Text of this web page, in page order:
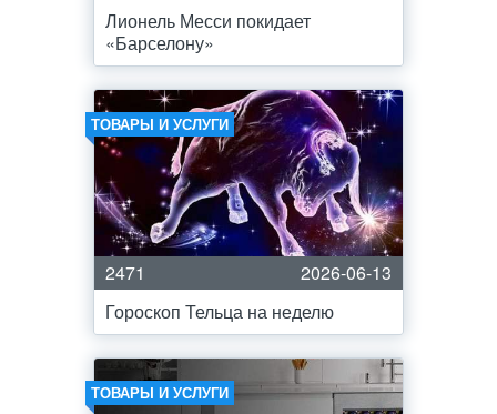
Лионель Месси покидает
«Барселону»
ТОВАРЫ И УСЛУГИ
2471
2026-06-13
Гороскоп Тельца на неделю
ТОВАРЫ И УСЛУГИ